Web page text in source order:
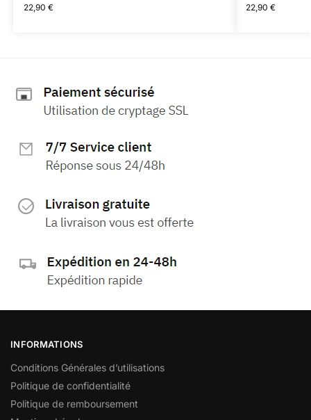
22,90 € 22,90 €
INFORMATIONS
Conditions Générales d’utilisations
Politique de confidentialité
Politique de remboursement